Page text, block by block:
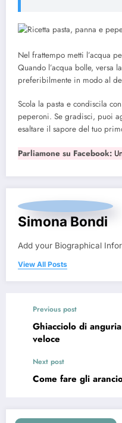
Nel frattempo metti l’acqua
Quando l’acqua bolle, versa
preferibilmente in modo al
Scola la pasta e condiscila
peperoni. Se gradisci, puoi
esaltare il sapore del tuo
Parliamone su Facebook:
Simona Bondi
Add your Biographical
View All Posts
Previous post
Ghiacciolo di
veloce
Next post
Come fare gli